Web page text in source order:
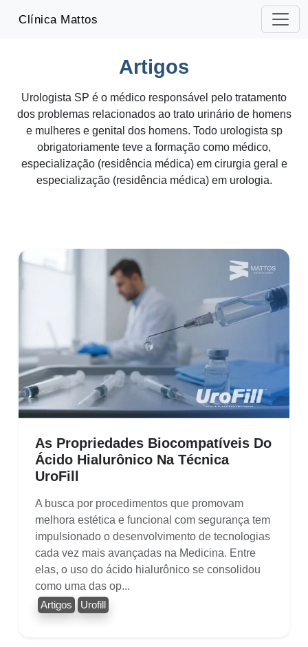
Clínica Mattos
Artigos
Urologista SP é o médico responsável pelo tratamento
dos problemas relacionados ao trato urinário de homens
e mulheres e genital dos homens. Todo urologista sp
obrigatoriamente teve a formação como médico,
especialização (residência médica) em cirurgia geral e
especialização (residência médica) em urologia.
As Propriedades Biocompatíveis Do
Ácido Hialurônico Na Técnica
UroFill
A busca por procedimentos que promovam
melhora estética e funcional com segurança tem
impulsionado o desenvolvimento de tecnologias
cada vez mais avançadas na Medicina. Entre
elas, o uso do ácido hialurônico se consolidou
como uma das op...
Artigos Urofill